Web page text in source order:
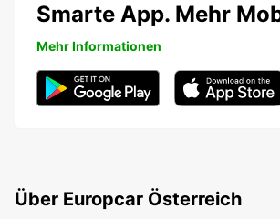
Smarte App. Mehr
Mehr Informationen
Über Europcar Österreich